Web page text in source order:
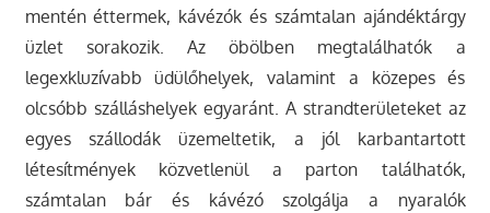
mentén éttermek, kávézók és számtalan ajándéktárgy
üzlet sorakozik. Az öbölben megtalálhatók a
legexkluzívabb üdülőhelyek, valamint a közepes és
olcsóbb szálláshelyek egyaránt. A strandterületeket az
egyes szállodák üzemeltetik, a jól karbantartott
létesítmények közvetlenül a parton találhatók,
számtalan bár és kávézó szolgálja a nyaralók